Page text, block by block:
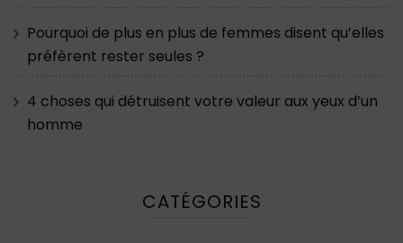
Pourquoi de plus en plus de femmes disent qu’elles
préfèrent rester seules ?
4 choses qui détruisent votre valeur aux yeux d’un
homme
CATÉGORIES